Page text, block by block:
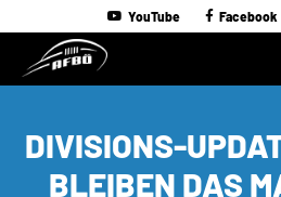
YouTube Facebook
DIVISIONS-
BLEIBEN DAS